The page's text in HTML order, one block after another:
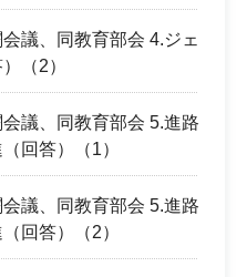
議、同教育部会 4.ジェ
（2）
議、同教育部会 5.進路
回答）（1）
議、同教育部会 5.進路
回答）（2）